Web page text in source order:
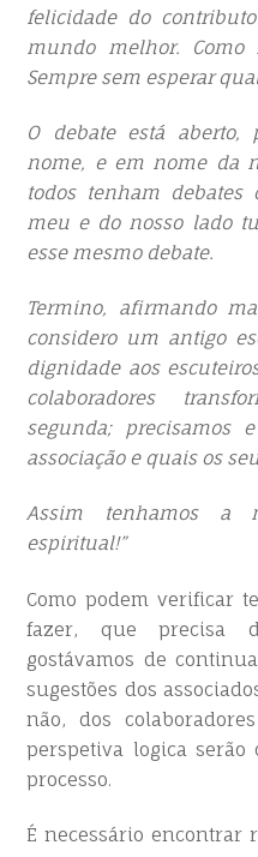
felicidade do
mundo melhor. Como
Sempre sem esperar
O debate está
nome, e em nome da
todos tenham debates
meu e do nosso lado
esse mesmo debate.
Termino, afirmando
considero um antigo
dignidade aos
colaboradores
segunda; precisamos
associação e quais os
Assim tenhamos a
espiritual!”
Como podem verificar
fazer, que precisa
gostávamos de
sugestões dos
não, dos
perspetiva logica serão
processo.
É necessário encontrar